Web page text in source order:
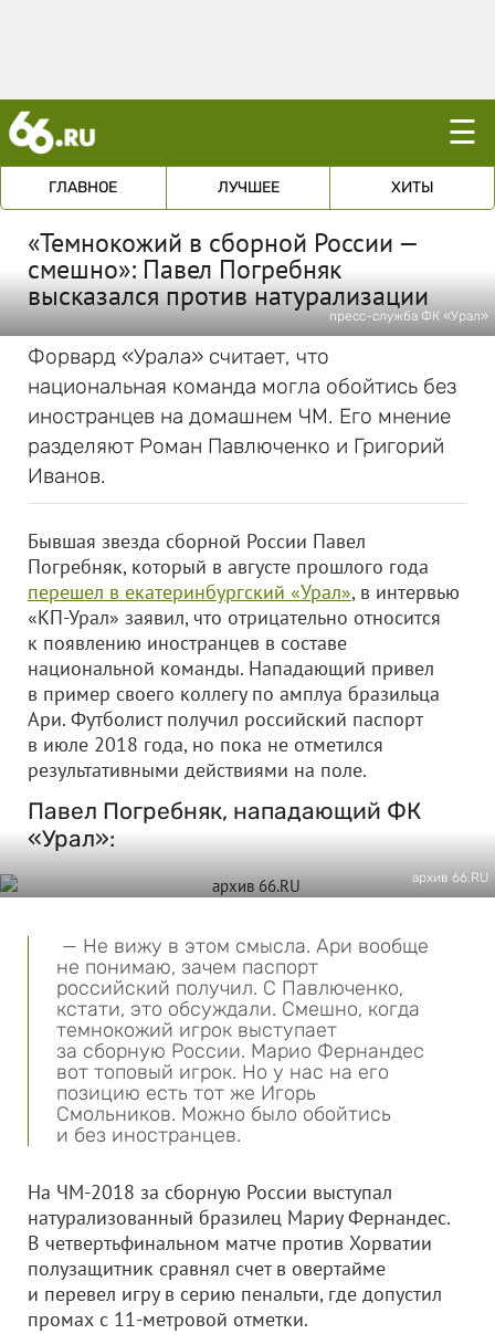
☰
ГЛАВНОЕ ЛУЧШЕЕ ХИТЫ
«Темнокожий в сборной России —
смешно»: Павел Погребняк
высказался против натурализации
пресс-служба ФК «Урал»
Форвард «Урала» считает, что
национальная команда могла обойтись без
иностранцев на домашнем ЧМ. Его мнение
разделяют Роман Павлюченко и Григорий
Иванов.
Бывшая звезда сборной России Павел
Погребняк, который в августе прошлого года
перешел в екатеринбургский «Урал», в интервью
«КП-Урал» заявил, что отрицательно относится
к появлению иностранцев в составе
национальной команды. Нападающий привел
в пример своего коллегу по амплуа бразильца
Ари. Футболист получил российский паспорт
в июле 2018 года, но пока не отметился
результативными действиями на поле.
Павел Погребняк, нападающий ФК
«Урал»:
архив 66.RU
— Не вижу в этом смысла. Ари вообще
не понимаю, зачем паспорт
российский получил. С Павлюченко,
кстати, это обсуждали. Смешно, когда
темнокожий игрок выступает
за сборную России. Марио Фернандес
вот топовый игрок. Но у нас на его
позицию есть тот же Игорь
Смольников. Можно было обойтись
и без иностранцев.
На ЧМ-2018 за сборную России выступал
натурализованный бразилец Мариу Фернандес.
В четвертьфинальном матче против Хорватии
полузащитник сравнял счет в овертайме
и перевел игру в серию пенальти, где допустил
промах с 11-метровой отметки.